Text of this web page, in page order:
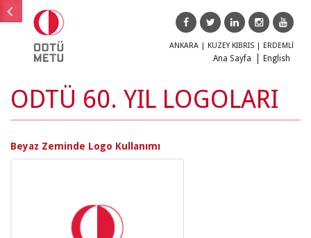
Ana
Eğitim
Araştırma
Toplum
ANKARA | KUZEY KIBRIS | ERDEMLİ
Ana Sayfa English
Ana menü
ODTÜ 60. YIL LOGOLARI
Beyaz Zeminde Logo Kullanımı